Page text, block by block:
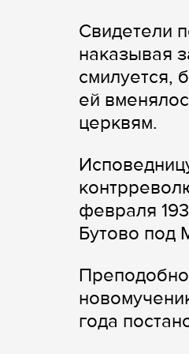
Свидетели
наказывая
смилуется,
ей
церквям.
февраля
Бутово под
года